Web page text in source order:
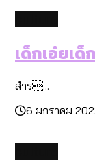
เด็กเอ๋ยเ
สำร...
6 มกราคม